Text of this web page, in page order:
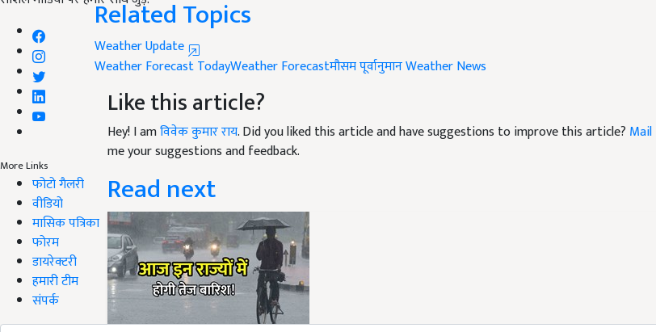
More Links
फोटो गैलरी
वीडियो
मासिक पत्रिका
फोरम
डायरेक्टरी
हमारी टीम
संपर्क
Weather Update
Weather Forecast Today
Like this article?
Hey! I amविवेक कुमार राय. Did you liked this article and have suggestions to improve this article?
me your suggestions and feedback.
Read next